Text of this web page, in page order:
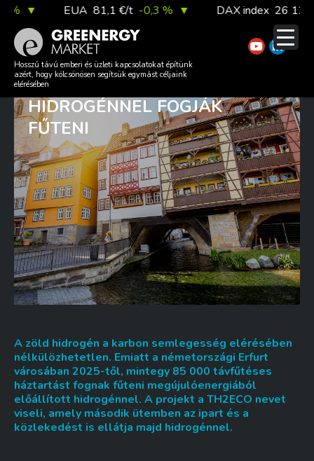
Skip
content
▼ EUA 81,1 €/t -0,3 % ▼ DAX index 26 126,30
Hosszú távú emberi és üzleti kapcsolatokat építünk
azért, hogy kölcsönösen segítsük egymást céljaink
elérésében
AZ ERFURTI LAKÁSOKAT MÁR
HÁROM ÉV MÚLVA ZÖLD
HIDROGÉNNEL FOGJÁK
FŰTENI
A zöld hidrogén a karbon semlegesség elérésében
nélkülözhetetlen. Emiatt a németországi Erfurt
városában 2025-től, mintegy 85 000 távfűtéses
háztartást fognak fűteni megújulóenergiából
előállított hidrogénnel. A projekt a TH2ECO nevet
viseli, amely második ütemben az ipart és a
közlekedést is ellátja majd hidrogénnel.